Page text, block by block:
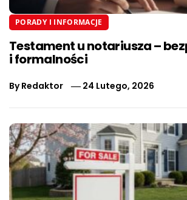
PORADY I INFORMACJE
Testament u notariusza –
i formalności
ByRedaktor 24 Lutego, 2026